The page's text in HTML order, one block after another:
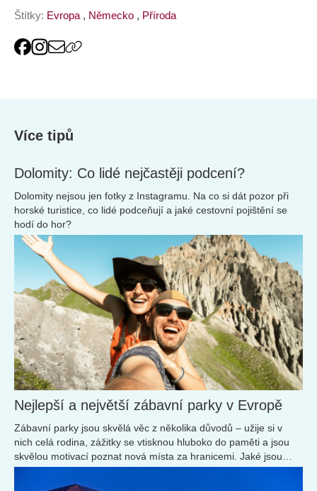
Štítky: Evropa , Německo , Příroda
Více tipů
Dolomity: Co lidé nejčastěji podcení?
Dolomity nejsou jen fotky z Instagramu. Na co si dát pozor při
horské turistice, co lidé podceňují a jaké cestovní pojištění se
hodí do hor?
Nejlepší a největší zábavní parky v Evropě
Zábavní parky jsou skvělá věc z několika důvodů – užije si v
nich celá rodina, zážitky se vtisknou hluboko do paměti a jsou
skvělou motivací poznat nová místa za hranicemi. Jaké jsou
nejoblíbenější fun parky v Evropě?